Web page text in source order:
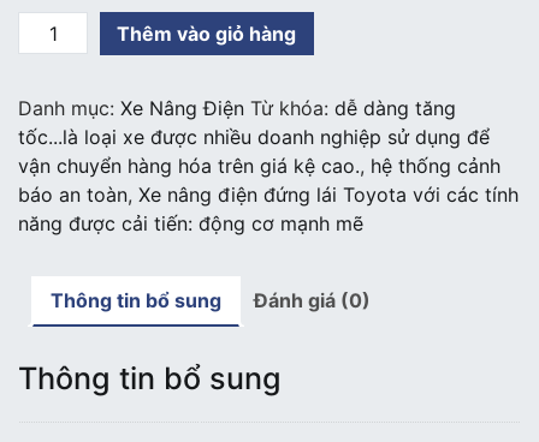
nâng
ngồi
lái
3
tấn
TOYOTA
Thêm vào giỏ hàng
Danh mục: Xe Nâng Điện Từ khóa: dễ dàng tăng
tốc...là loại xe được nhiều doanh nghiệp sử dụng để
vận chuyển hàng hóa trên giá kệ cao., hệ thống cảnh
báo an toàn, Xe nâng điện đứng lái Toyota với các tính
năng được cải tiến: động cơ mạnh mẽ
Thông tin bổ sung Đánh giá (0)
Thông tin bổ sung